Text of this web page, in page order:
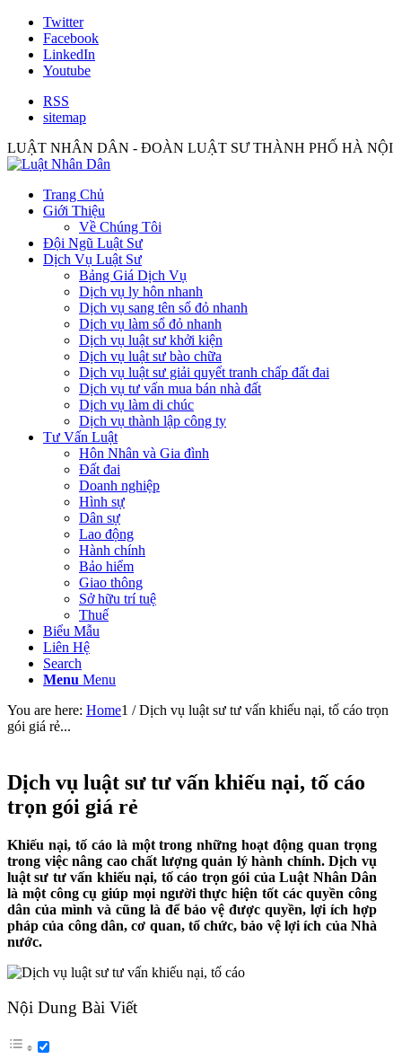
Twitter
Facebook
LinkedIn
Youtube
RSS
sitemap
LUẬT NHÂN DÂN - ĐOÀN LUẬT SƯ THÀNH PHỐ HÀ NỘI
Trang Chủ
Giới Thiệu
Về Chúng Tôi
Đội Ngũ Luật Sư
Dịch Vụ Luật Sư
Bảng Giá Dịch Vụ
Dịch vụ ly hôn nhanh
Dịch vụ sang tên sổ đỏ nhanh
Dịch vụ làm sổ đỏ nhanh
Dịch vụ luật sư khởi kiện
Dịch vụ luật sư bào chữa
Dịch vụ luật sư giải quyết tranh chấp đất đai
Dịch vụ tư vấn mua bán nhà đất
Dịch vụ làm di chúc
Dịch vụ thành lập công ty
Tư Vấn Luật
Hôn Nhân và Gia đình
Đất đai
Doanh nghiệp
Hình sự
Dân sự
Lao động
Hành chính
Bảo hiểm
Giao thông
Sở hữu trí tuệ
Thuế
Biểu Mẫu
Liên Hệ
Search
Menu Menu
You are here: Home1 / Dịch vụ luật sư tư vấn khiếu nại, tố cáo trọn
gói giá rẻ...
Dịch vụ luật sư tư vấn khiếu nại, tố cáo
trọn gói giá rẻ
Khiếu nại, tố cáo là một trong những hoạt động quan trọng
trong việc nâng cao chất lượng quản lý hành chính. Dịch vụ
luật sư tư vấn khiếu nại, tố cáo trọn gói của Luật Nhân Dân
là một công cụ giúp mọi người thực hiện tốt các quyền công
dân của mình và cũng là để bảo vệ được quyền, lợi ích hợp
pháp của công dân, cơ quan, tổ chức, bảo vệ lợi ích của Nhà
nước.
Nội Dung Bài Viết